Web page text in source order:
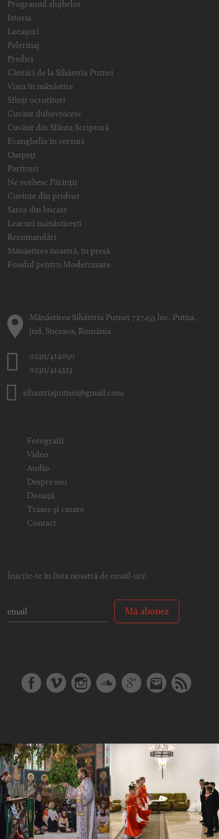
Programul slujbelor
Istoria
Locașuri
Pelerinaj
Predici
Cântări de la Sihăstria Putnei
Viața în mănăstire
Sfinți ocrotitori
Cuvânt duhovnicesc
Cuvânt din Sfânta Scriptură
Evanghelia in versuri
Oaspeți
Partituri
Ne vorbesc Părinții
Cuvinte din pridvor
Sarea din bucate
Leacuri mănăstirești
Recomandări
Mănăstirea noastră, în presă
Fondul pentru Modernizare
Mănăstirea Sihăstria Putnei 727455 loc. Putna,
jud. Suceava, România
0230/414050
0230/414323
sihastriaputnei@gmail.com
Fotografii
Video
Audio
Despre noi
Donații
Trasee și cazare
Contact
Înscrie-te în lista noastră de email-uri!
Mă abonez